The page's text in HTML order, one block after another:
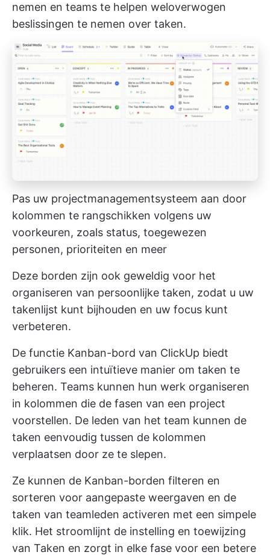
nemen en teams te helpen weloverwogen
beslissingen te nemen over taken.
Pas uw projectmanagementsysteem aan door
kolommen te rangschikken volgens uw
voorkeuren, zoals status, toegewezen
personen, prioriteiten en meer
Deze borden zijn ook geweldig voor het
organiseren van persoonlijke taken, zodat u uw
takenlijst kunt bijhouden en uw focus kunt
verbeteren.
De functie Kanban-bord van ClickUp biedt
gebruikers een intuïtieve manier om taken te
beheren. Teams kunnen hun werk organiseren
in kolommen die de fasen van een project
voorstellen. De leden van het team kunnen de
taken eenvoudig tussen de kolommen
verplaatsen door ze te slepen.
Ze kunnen de Kanban-borden filteren en
sorteren voor aangepaste weergaven en de
taken van teamleden activeren met een simpele
klik. Het stroomlijnt de instelling en toewijzing
van Taken en zorgt in elke fase voor een betere